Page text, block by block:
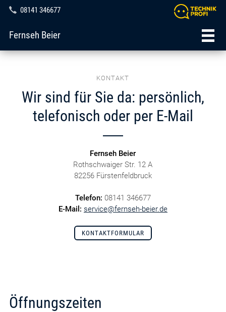
08141 346677
Fernseh Beier
KONTAKT
Wir sind für Sie da: persönlich,
telefonisch oder per E-Mail
Fernseh Beier
Rothschwaiger Str. 12 A
82256 Fürstenfeldbruck
Telefon: 08141 346677
E-Mail: service@fernseh-beier.de
KONTAKTFORMULAR
Öffnungszeiten